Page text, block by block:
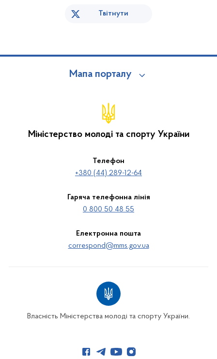
Твітнути
Мапа порталу
Міністерство молоді та спорту України
Телефон
+380 (44) 289-12-64
Гаряча телефонна лінія
0 800 50 48 55
Електронна пошта
correspond@mms.gov.ua
Власність Міністерства молоді та спорту України.